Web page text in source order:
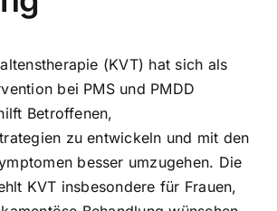
(KVT) hat sich als
bei PMS und PMDD
Betroffenen,
zu entwickeln und mit den
besser umzugehen. Die
KVT insbesondere für Frauen,